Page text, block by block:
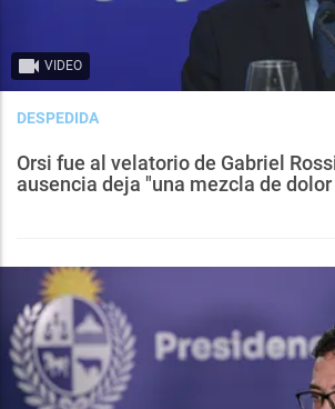
VIDEO
DESPEDIDA
Orsi fue al velatorio de Gabriel
ausencia deja "una mezcla de